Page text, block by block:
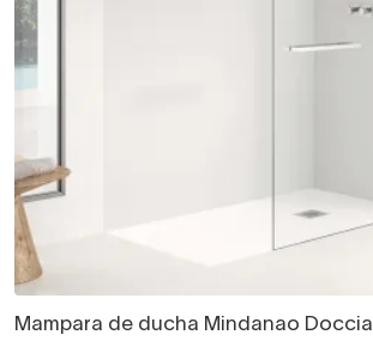
Mampara de ducha Mindanao Doccia